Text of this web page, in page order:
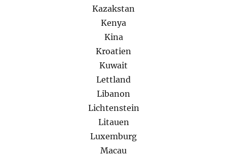
Kazakstan
Kenya
Kina
Kroatien
Kuwait
Lettland
Libanon
Lichtenstein
Litauen
Luxemburg
Macau